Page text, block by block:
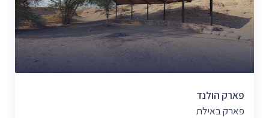
פארק הולנד
פארק באילת